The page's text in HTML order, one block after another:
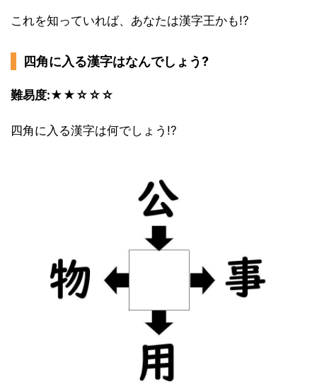
これを知っていれば、あなたは漢字王かも!?
四角に入る漢字はなんでしょう?
難易度:★★☆☆☆
四角に入る漢字は何でしょう!?